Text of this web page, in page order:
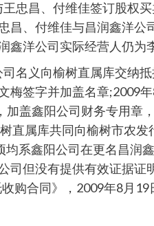
忠昌、付维佳签订股权
、付维佳与昌润鑫洋
洋公司实际经营人仍为
名义向榆树直属库交纳
签字并加盖名章;2009
盖鑫阳公司财务专用章
直属库共同向榆树市农
系鑫阳公司在更名昌润
但没有提供有效证据
购合同》，2009年8月